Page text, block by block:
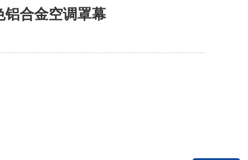
铝合金空调罩幕